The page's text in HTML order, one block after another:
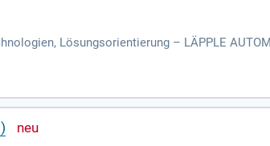
Lösungsorientierung – LÄPPLE